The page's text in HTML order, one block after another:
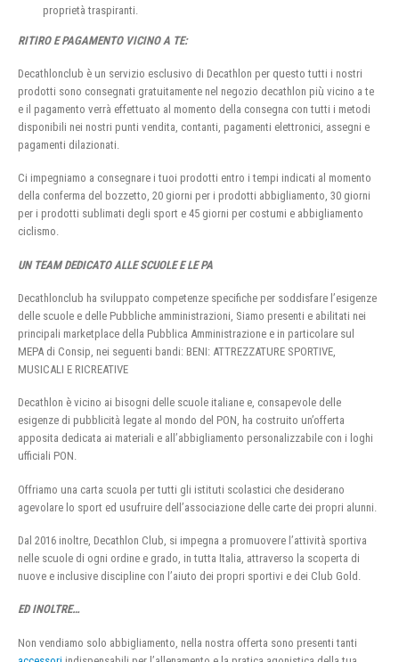
proprietà traspiranti.
RITIRO E PAGAMENTO VICINO A TE:
Decathlonclub è un servizio esclusivo di Decathlon per questo tutti i nostri
prodotti sono consegnati gratuitamente nel negozio decathlon più vicino a te
e il pagamento verrà effettuato al momento della consegna con tutti i metodi
disponibili nei nostri punti vendita, contanti, pagamenti elettronici, assegni e
pagamenti dilazionati.
Ci impegniamo a consegnare i tuoi prodotti entro i tempi indicati al momento
della conferma del bozzetto, 20 giorni per i prodotti abbigliamento, 30 giorni
per i prodotti sublimati degli sport e 45 giorni per costumi e abbigliamento
ciclismo.
UN TEAM DEDICATO ALLE SCUOLE E LE PA
Decathlonclub ha sviluppato competenze specifiche per soddisfare l’esigenze
delle scuole e delle Pubbliche amministrazioni, Siamo presenti e abilitati nei
principali marketplace della Pubblica Amministrazione e in particolare sul
MEPA di Consip, nei seguenti bandi: BENI: ATTREZZATURE SPORTIVE,
MUSICALI E RICREATIVE
Decathlon è vicino ai bisogni delle scuole italiane e, consapevole delle
esigenze di pubblicità legate al mondo del PON, ha costruito un’offerta
apposita dedicata ai materiali e all’abbigliamento personalizzabile con i loghi
ufficiali PON.
Offriamo una carta scuola per tutti gli istituti scolastici che desiderano
agevolare lo sport ed usufruire dell’associazione delle carte dei propri alunni.
Dal 2016 inoltre, Decathlon Club, si impegna a promuovere l’attività sportiva
nelle scuole di ogni ordine e grado, in tutta Italia, attraverso la scoperta di
nuove e inclusive discipline con l’aiuto dei propri sportivi e dei Club Gold.
ED INOLTRE…
Non vendiamo solo abbigliamento, nella nostra offerta sono presenti tanti